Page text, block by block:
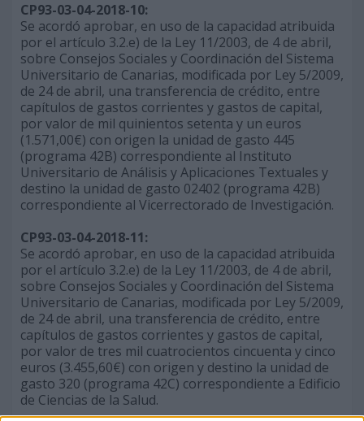
CP93-03-04-2018-10:
Se acordó aprobar, en uso de la capacidad atribuida
por el artículo 3.2.e) de la Ley 11/2003, de 4 de abril,
sobre Consejos Sociales y Coordinación del Sistema
Universitario de Canarias, modificada por Ley 5/2009,
de 24 de abril, una transferencia de crédito, entre
capítulos de gastos corrientes y gastos de capital,
por valor de mil quinientos setenta y un euros
(1.571,00€) con origen la unidad de gasto 445
(programa 42B) correspondiente al Instituto
Universitario de Análisis y Aplicaciones Textuales y
destino la unidad de gasto 02402 (programa 42B)
correspondiente al Vicerrectorado de Investigación.
CP93-03-04-2018-11:
Se acordó aprobar, en uso de la capacidad atribuida
por el artículo 3.2.e) de la Ley 11/2003, de 4 de abril,
sobre Consejos Sociales y Coordinación del Sistema
Universitario de Canarias, modificada por Ley 5/2009,
de 24 de abril, una transferencia de crédito, entre
capítulos de gastos corrientes y gastos de capital,
por valor de tres mil cuatrocientos cincuenta y cinco
euros (3.455,60€) con origen y destino la unidad de
gasto 320 (programa 42C) correspondiente a Edificio
de Ciencias de la Salud.